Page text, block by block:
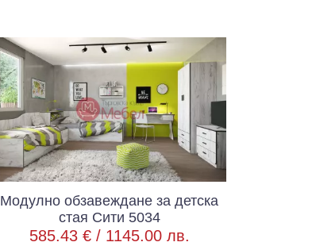
Модулно обзавеждане за детска
стая Сити 5034
585.43 € / 1145.00 лв.